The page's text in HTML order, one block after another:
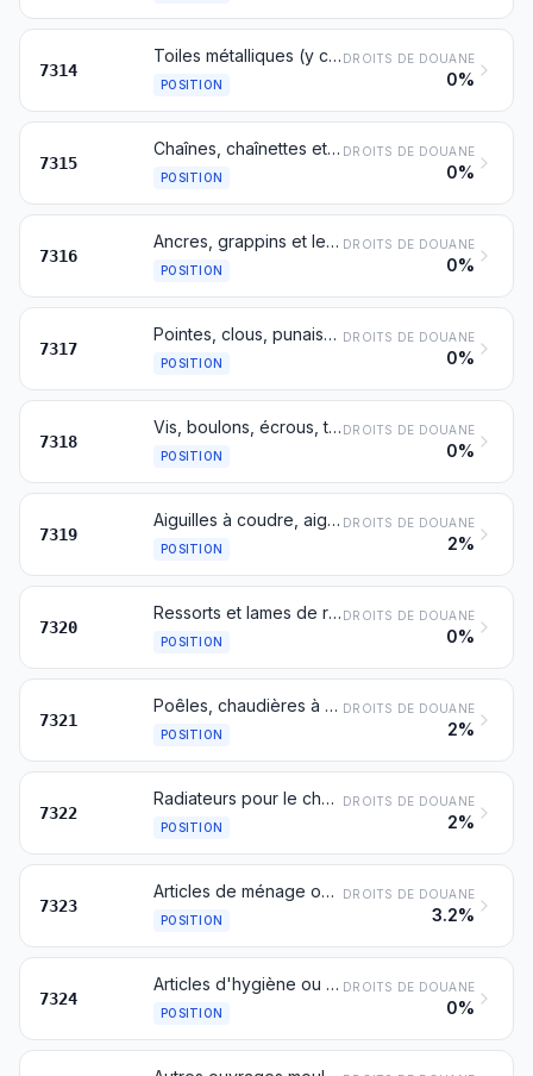
7314
Toiles métalliques (y compris les toiles continues ou sans fin), grillages et treillis, en fils de fer ou d'acier; tôles et bandes déployées, en fer ou en acier
POSITION
DROITS DE DOUANE
0%
7315
Chaînes, chaînettes et leurs parties, en fonte, fer ou acier
POSITION
DROITS DE DOUANE
0%
7316
Ancres, grappins et leurs parties, en fonte, fer ou acier
POSITION
DROITS DE DOUANE
0%
7317
Pointes, clous, punaises, crampons appointés, agrafes ondulées ou biseautées et articles similaires, en fonte, fer ou acier, même avec tête en autre matière, à l'exclusion de ceux avec tête en cuivre
POSITION
DROITS DE DOUANE
0%
7318
Vis, boulons, écrous, tire-fond, crochets à pas de vis, rivets, goupilles, clavettes, rondelles (y compris les rondelles destinées à faire ressort) et articles similaires, en fonte, fer ou acier
POSITION
DROITS DE DOUANE
0%
7319
Aiguilles à coudre, aiguilles à tricoter, passe-lacets, crochets, poinçons à broder et articles similaires, pour usage à la main, en fer ou en acier; épingles de sûreté et autres épingles en fer ou en acier, non dénommées ni comprises ailleurs
POSITION
DROITS DE DOUANE
2%
7320
Ressorts et lames de ressorts, en fer ou en acier
POSITION
DROITS DE DOUANE
0%
7321
Poêles, chaudières à foyer, cuisinières (y compris ceux pouvant être utilisés accessoirement pour le chauffage central), barbecues, braseros, réchauds à gaz, chauffe-plats et appareils non électriques similaires, à usage domestique, ainsi que leurs parties, en fonte, fer ou acier
POSITION
DROITS DE DOUANE
2%
7322
Radiateurs pour le chauffage central, à chauffage non électrique, et leurs parties, en fonte, fer ou acier; générateurs et distributeurs d'air chaud (y compris les distributeurs pouvant également fonctionner comme distributeurs d'air frais ou conditionné), à chauffage non électrique, comportant un ventilateur ou une soufflerie à moteur, et leurs parties, en fonte, fer ou acier
POSITION
DROITS DE DOUANE
2%
7323
Articles de ménage ou d'économie domestique et leurs parties, en fonte, fer ou acier; paille de fer ou d'acier; éponges, torchons, gants et articles similaires pour le récurage, le polissage ou usages analogues, en fer ou en acier
POSITION
DROITS DE DOUANE
3.2%
7324
Articles d'hygiène ou de toilette, et leurs parties, en fonte, fer ou acier
POSITION
DROITS DE DOUANE
0%